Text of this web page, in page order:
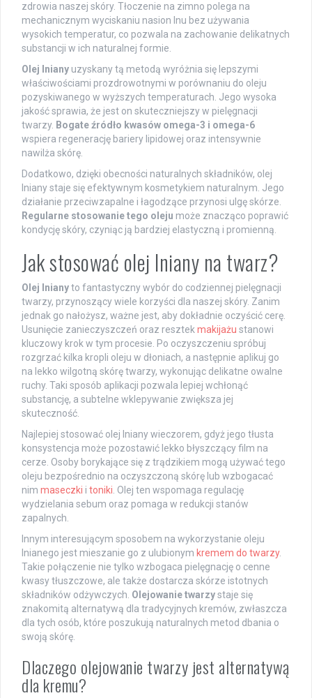
zdrowia naszej skóry. Tłoczenie na zimno polega na
mechanicznym wyciskaniu nasion lnu bez używania
wysokich temperatur, co pozwala na zachowanie delikatnych
substancji w ich naturalnej formie.
Olej lniany uzyskany tą metodą wyróżnia się lepszymi
właściwościami prozdrowotnymi w porównaniu do oleju
pozyskiwanego w wyższych temperaturach. Jego wysoka
jakość sprawia, że jest on skuteczniejszy w pielęgnacji
twarzy. Bogate źródło kwasów omega-3 i omega-6
wspiera regenerację bariery lipidowej oraz intensywnie
nawilża skórę.
Dodatkowo, dzięki obecności naturalnych składników, olej
lniany staje się efektywnym kosmetykiem naturalnym. Jego
działanie przeciwzapalne i łagodzące przynosi ulgę skórze.
Regularne stosowanie tego oleju może znacząco poprawić
kondycję skóry, czyniąc ją bardziej elastyczną i promienną.
Jak stosować olej lniany na twarz?
Olej lnianyto fantastyczny wybór do codziennej pielęgnacji
twarzy, przynoszący wiele korzyści dla naszej skóry. Zanim
jednak go nałożysz, ważne jest, aby dokładnie oczyścić cerę.
Usunięcie zanieczyszczeń oraz resztek makijażu stanowi
kluczowy krok w tym procesie. Po oczyszczeniu spróbuj
rozgrzać kilka kropli oleju w dłoniach, a następnie aplikuj go
na lekko wilgotną skórę twarzy, wykonując delikatne owalne
ruchy. Taki sposób aplikacji pozwala lepiej wchłonąć
substancję, a subtelne wklepywanie zwiększa jej
skuteczność.
Najlepiej stosować olej lniany wieczorem, gdyż jego tłusta
konsystencja może pozostawić lekko błyszczący film na
cerze. Osoby borykające się z trądzikiem mogą używać tego
oleju bezpośrednio na oczyszczoną skórę lub wzbogacać
nim maseczki i toniki . Olej ten wspomaga regulację
wydzielania sebum oraz pomaga w redukcji stanów
zapalnych.
Innym interesującym sposobem na wykorzystanie oleju
lnianego jest mieszanie go z ulubionym kremem do twarzy.
Takie połączenie nie tylko wzbogaca pielęgnację o cenne
kwasy tłuszczowe, ale także dostarcza skórze istotnych
składników odżywczych. Olejowanie twarzystaje się
znakomitą alternatywą dla tradycyjnych kremów, zwłaszcza
dla tych osób, które poszukują naturalnych metod dbania o
swoją skórę.
Dlaczego olejowanie twarzy jest alternatywą
dla kremu?